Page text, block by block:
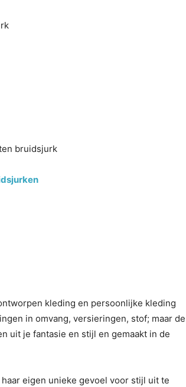
bruidsjurk
kleding en persoonlijke kleding
in omvang, versieringen, stof; maar de
uit je fantasie en stijl en gemaakt in de
eigen unieke gevoel voor stijl uit te